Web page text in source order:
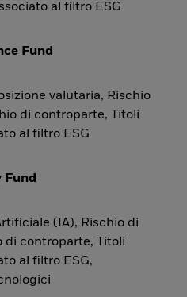
al filtro ESG
Fund
valutaria, Rischio
di controparte, Titoli
al filtro ESG
Fund
(IA), Rischio di
di controparte, Titoli
al filtro ESG,